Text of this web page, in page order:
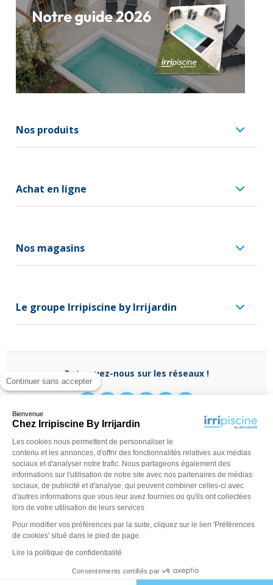
Continuer sans accepter
Bienvenue
Chez Irripiscine By Irrijardin
Les cookies nous permettent de personnaliser le
contenu et les annonces, d'offrir des fonctionnalités relatives aux médias
sociaux et d'analyser notre trafic. Nous partageons également des
informations sur l'utilisation de notre site avec nos partenaires de médias
sociaux, de publicité et d'analyse, qui peuvent combiner celles-ci avec
d'autres informations que vous leur avez fournies ou qu'ils ont collectées
lors de votre utilisation de leurs services
Pour modifier vos préférences par la suite, cliquez sur le lien 'Préférences
de cookies' situé dans le pied de page.
Lire la politique de confidentialité
Consentements certifiés par
Nos produits
Achat en ligne
Nos magasins
Le groupe Irripiscine by Irrijardin
Retrouvez-nous sur les réseaux !
Besoin d'aide ?
0970 818 918
(appel non surtaxé)
Du lundi au vendredi de9 h - 13 hà14 h - 18 h ou
contactez-nous vianotre formulaire
Conditions générales de ventes Mentions